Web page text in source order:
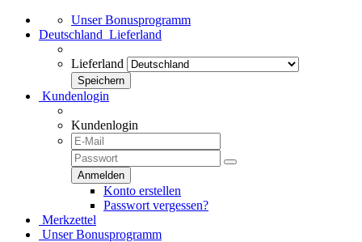
Unser Bonusprogramm
Deutschland Lieferland
Lieferland
Kundenlogin
Kundenlogin
Konto erstellen
Passwort vergessen?
Merkzettel
Unser Bonusprogramm